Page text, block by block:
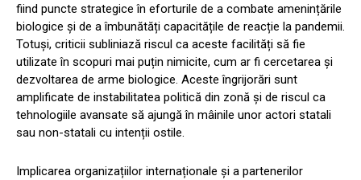
fiind puncte strategice în eforturile de a combate amenințările
biologice și de a îmbunătăți capacitățile de reacție la pandemii.
Totuși, criticii subliniază riscul ca aceste facilități să fie
utilizate în scopuri mai puțin nimicite, cum ar fi cercetarea și
dezvoltarea de arme biologice. Aceste îngrijorări sunt
amplificate de instabilitatea politică din zonă și de riscul ca
tehnologiile avansate să ajungă în mâinile unor actori statali
sau non-statali cu intenții ostile.
Implicarea organizațiilor internaționale și a partenerilor